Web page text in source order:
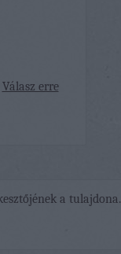
Válasz erre
a tulajdona.